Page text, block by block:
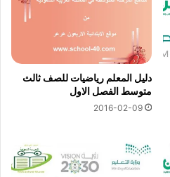
دليل المعلم رياضيات للصف ثالث
متوسط الفصل الاول
2016-02-09